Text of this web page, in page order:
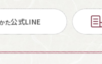
た公式LINE